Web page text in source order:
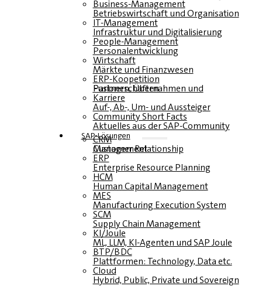
Business-Management
Betriebswirtschaft und Organisation
IT-Management
Infrastruktur und Digitalisierung
People-Management
Personalentwicklung
Wirtschaft
Märkte und Finanzwesen
ERP-Koopetition
Fusionen, Übernahmen und Partnerschaften
Karriere
Auf-, Ab-, Um- und Aussteiger
Community Short Facts
Aktuelles aus der SAP-Community
SAP-Lösungen
CRM
Customer Relationship Management
ERP
Enterprise Resource Planning
HCM
Human Capital Management
MES
Manufacturing Execution System
SCM
Supply Chain Management
KI/Joule
ML, LLM, KI-Agenten und SAP Joule
BTP/BDC
Plattformen: Technology, Data etc.
Cloud
Hybrid, Public, Private und Sovereign